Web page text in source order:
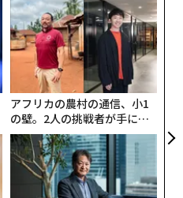
アフリカの農村の通信、小1
の壁。2人の挑戦者が手にし
た「次なる武器」